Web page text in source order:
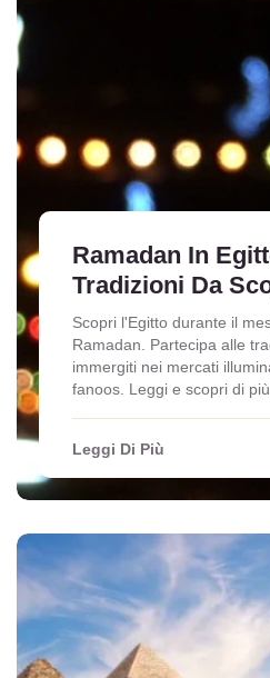
Ramadan In
Tradizioni Da
Scopri l'Egitto durante il
Ramadan. Partecipa alle
immergiti nei mercati
fanoos. Leggi e scopri di
Leggi Di Più